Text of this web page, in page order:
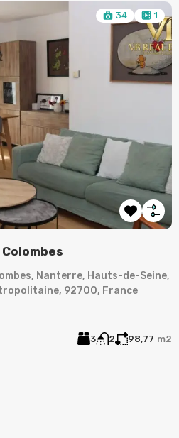
34 1
Nanterre, Hauts-de-Seine,
92700, France
2 98,77 m2
à